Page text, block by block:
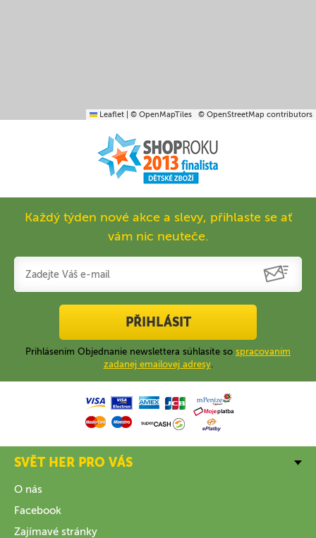
Leaflet © OpenMapTiles © OpenStreetMap contributors
Každý týden nové akce a slevy, přihlaste se ať
vám nic neuteče.
PŘIHLÁSIT
Prihlásením Objednanie newslettera súhlasíte so spracovaním
zadanej emailovej adresy.
SVĚT HER PRO VÁS
O nás
Facebook
Zajímavé stránky